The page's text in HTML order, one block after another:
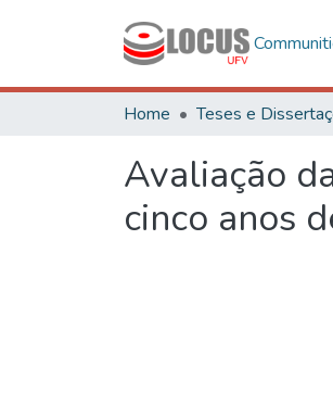
Home Teses e
Avaliação
cinco anos